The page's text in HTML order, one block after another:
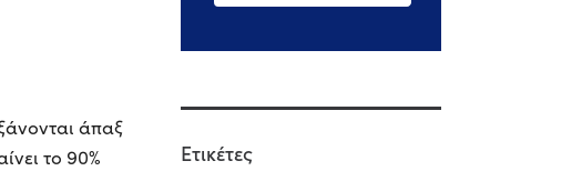
άπαξ
το 90%
Ετικέτες